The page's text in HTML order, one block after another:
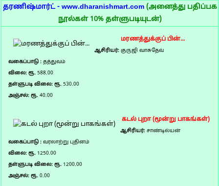
தரணிஷ்மார்ட் - www.dharanishmart.com (அனைத்து பதிப்பக
நூல்கள் 10% தள்ளுபடியுடன்)
மரணத்துக்குப் பின்...
ஆசிரியர்: குருஜி வாசுதேவ்
வகைப்பாடு : தத்துவம்
விலை: ரூ. 588.00
தள்ளுபடி விலை: ரூ. 530.00
அஞ்சல்: ரூ. 40.00
கடல் புறா (மூன்று பாகங்கள்)
ஆசிரியர்: சாண்டில்யன்
வகைப்பாடு : வரலாற்று புதினம்
விலை: ரூ. 1250.00
தள்ளுபடி விலை: ரூ. 1200.00
அஞ்சல்: ரூ. 0.00